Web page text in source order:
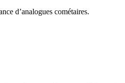
d’analogues cométaires.